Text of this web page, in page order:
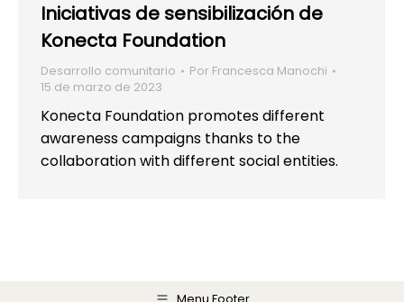
Iniciativas de sensibilización de
Konecta Foundation
Desarrollo comunitario Por Francesca Manochi
15 de marzo de 2023
Konecta Foundation promotes different
awareness campaigns thanks to the
collaboration with different social entities.